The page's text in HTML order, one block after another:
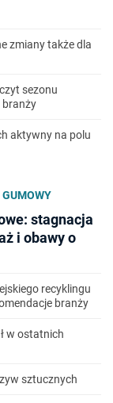
zmiany także dla
sezonu
branży
aktywny na polu
stagnacja
i obawy o
recyklingu
branży
w ostatnich
sztucznych